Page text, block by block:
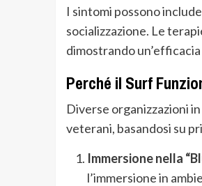
I sintomi possono
socializzazione. Le
dimostrando
Perché il Surf
Diverse organizzazioni
veterani, basandosi su
Immersione nella
l’immersione in